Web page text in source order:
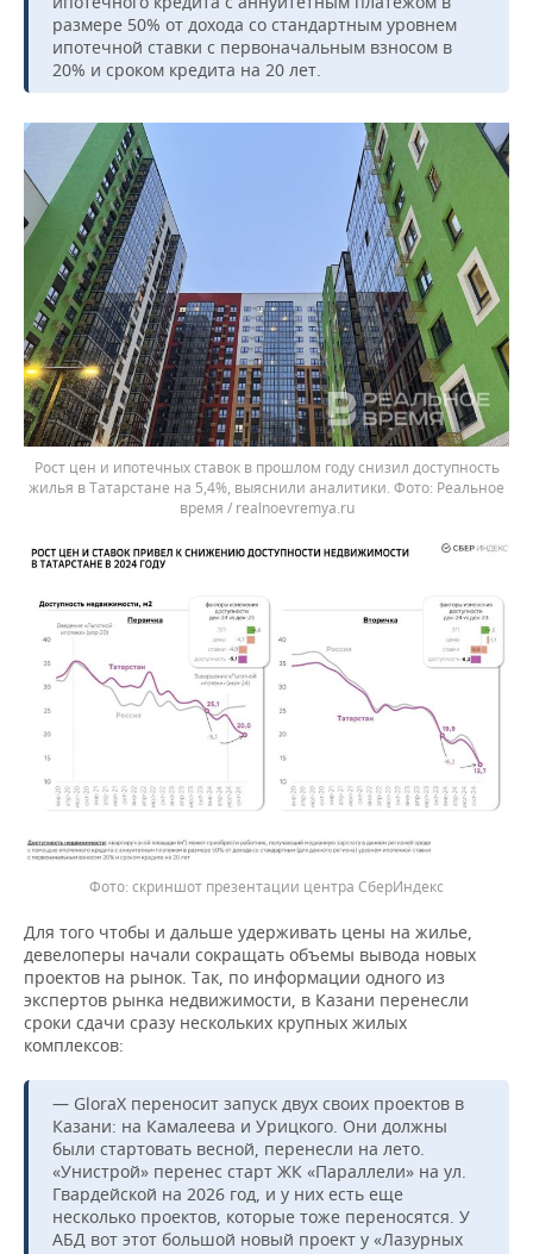
размере 50% от дохода со стандартным уровнем
ипотечной ставки с первоначальным взносом в
20% и сроком кредита на 20 лет.
Рост цен и ипотечных ставок в прошлом году снизил доступность
жилья в Татарстане на 5,4%, выяснили аналитики.
Реальное
время / realnoevremya.ru
скриншот презентации центра СберИндекс
Для того чтобы и дальше удерживать цены на жилье,
девелоперы начали сокращать объемы вывода новых
проектов на рынок. Так, по информации одного из
экспертов рынка недвижимости, в Казани перенесли
сроки сдачи сразу нескольких крупных жилых
комплексов:
— GloraX переносит запуск двух своих проектов в
Казани: на Камалеева и Урицкого. Они должны
были стартовать весной, перенесли на лето.
«Унистрой» перенес старт ЖК «Параллели» на ул.
Гвардейской на 2026 год, и у них есть еще
несколько проектов, которые тоже переносятся. У
АБД вот этот большой новый проект у «Лазурных